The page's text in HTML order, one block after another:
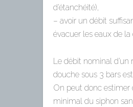
d’étanchéité),
– avoir un débit
évacuer les eaux de la
Le débit nominal d’un
douche sous 3 bars
On peut donc estimer
minimal du siphon